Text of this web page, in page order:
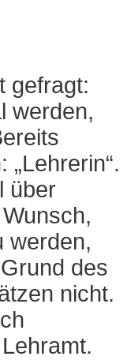
gefragt:
werden,
über
werden,
des
nicht.